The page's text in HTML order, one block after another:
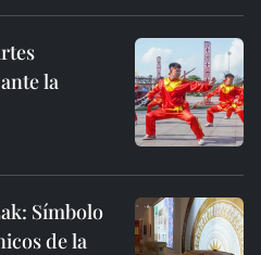
la
Símbolo
de la